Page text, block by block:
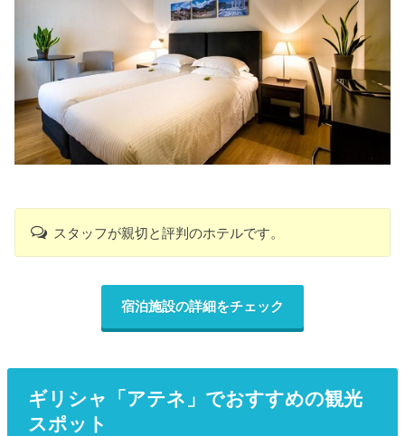
スタッフが親切と評判のホテルです。
宿泊施設の詳細をチェック
ギリシャ「アテネ」でおすすめの観光
スポット